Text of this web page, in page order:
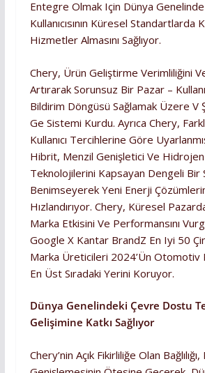
Entegre Olmak Için Dünya
Kullanıcısının Küresel Standartlarda
Hizmetler Almasını Sağlıyor.
Chery, Ürün Geliştirme Verimliliğini
Artırarak Sorunsuz Bir Pazar –
Bildirim Döngüsü Sağlamak Üzere V
Ge Sistemi Kurdu. Ayrıca Chery,
Kullanıcı Tercihlerine Göre
Hibrit, Menzil Genişletici Ve Hidrojen
Teknolojilerini Kapsayan Dengeli Bir
Benimseyerek Yeni Enerji
Hızlandırıyor. Chery, Küresel
Marka Etkisini Ve Performansını
Google X Kantar BrandZ En Iyi 50
Marka Üreticileri 2024’ün Otomotiv
En Üst Sıradaki Yerini Koruyor.
Dünya Genelindeki Çevre Dostu
Gelişimine Katkı Sağlıyor
Chery’nin Açık Fikirliliğe Olan